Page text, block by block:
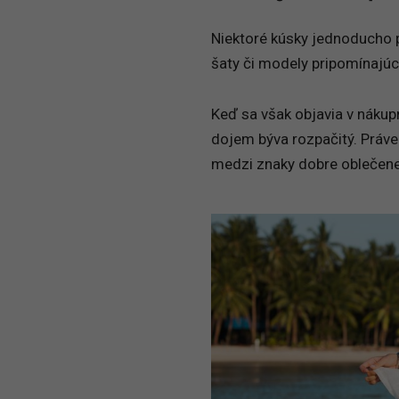
Niektoré kúsky jednoducho
šaty či modely
Keď sa však objavia v
dojem býva rozpačitý.
medzi znaky dobre